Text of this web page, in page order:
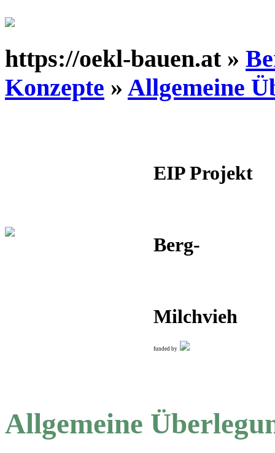
https://oekl-bauen.at »
Konzepte » Allgemeine
EIP Projekt
Berg-
Milchvieh
funded by
Allgemeine